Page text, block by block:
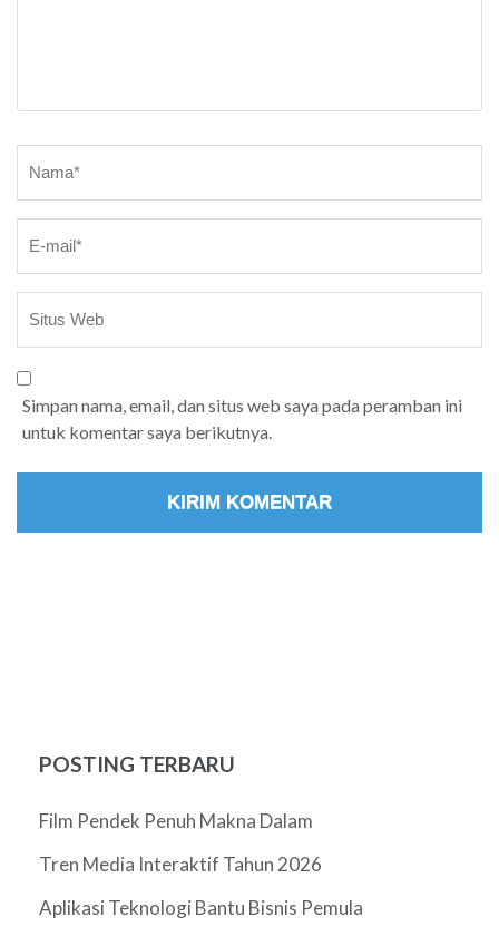
Simpan nama, email, dan situs web saya pada peramban ini
untuk komentar saya berikutnya.
POSTING TERBARU
Film Pendek Penuh Makna Dalam
Tren Media Interaktif Tahun 2026
Aplikasi Teknologi Bantu Bisnis Pemula